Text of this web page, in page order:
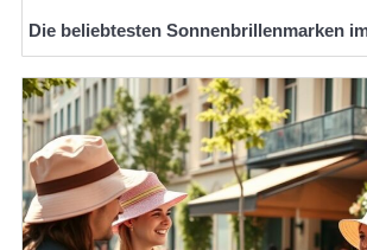
Die beliebtesten Sonnenbrillenmarken